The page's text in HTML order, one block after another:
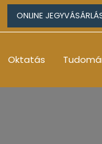
ONLINE
Oktatás